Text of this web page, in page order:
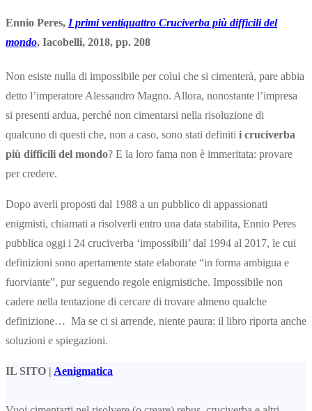
Ennio Peres, I primi ventiquattro Cruciverba più difficili del
mondo, Iacobelli, 2018, pp. 208
Non esiste nulla di impossibile per colui che si cimenterà, pare abbia
detto l’imperatore Alessandro Magno. Allora, nonostante l’impresa
si presenti ardua, perché non cimentarsi nella risoluzione di
qualcuno di questi che, non a caso, sono stati definiti i cruciverba
più difficili del mondo? E la loro fama non è immeritata: provare
per credere.
Dopo averli proposti dal 1988 a un pubblico di appassionati
enigmisti, chiamati a risolverli entro una data stabilita, Ennio Peres
pubblica oggi i 24 cruciverba ‘impossibili’ dal 1994 al 2017, le cui
definizioni sono apertamente state elaborate “in forma ambigua e
fuorviante”, pur seguendo regole enigmistiche. Impossibile non
cadere nella tentazione di cercare di trovare almeno qualche
definizione… Ma se ci si arrende, niente paura: il libro riporta anche
soluzioni e spiegazioni.
IL SITO | Aenigmatica